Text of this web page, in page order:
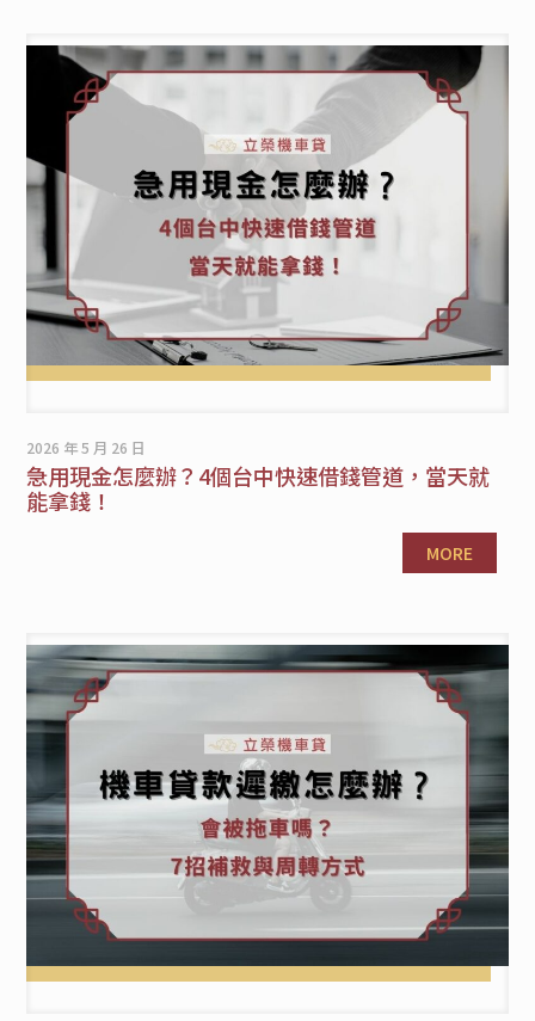
2026 年 5 月 26 日
急用現金怎麼辦？4個台中快速借錢管道，當天就
能拿錢！
MORE